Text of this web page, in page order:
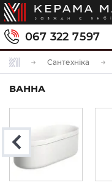
067 322 7597
Сантехніка
ВАННА